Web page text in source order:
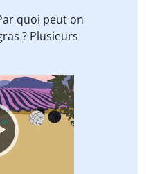
quoi peut on
? Plusieurs